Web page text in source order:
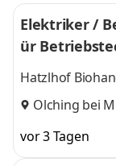
Elektriker /
ür
Hatzlhof
Olching bei
vor 3 Tagen